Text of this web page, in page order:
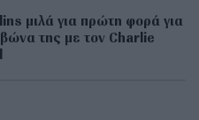
μιλά για πρώτη φορά για
της με τον Charlie